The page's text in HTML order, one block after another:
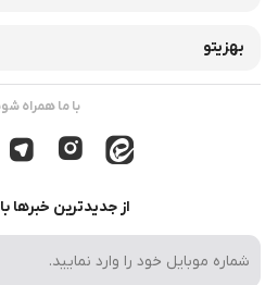
بهزیتو
با ما همراه
از جدیدترین خبرها